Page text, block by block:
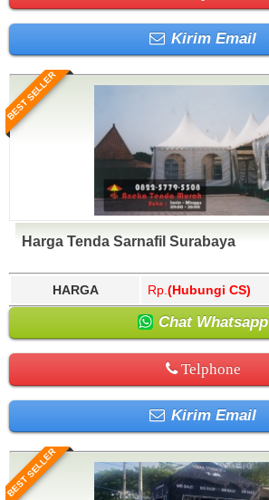
Kirim Email
BEST SELLER
Harga Tenda Sarnafil Surabaya
HARGA Rp. (Hubungi CS)
Chat Whatsapp
Telphone
Kirim Email
BEST SELLER